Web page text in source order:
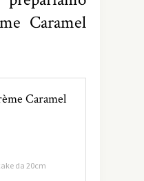
Caramel
Caramel
da 20cm